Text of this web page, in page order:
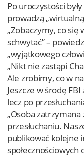
Po uroczystości
prowadzą „wirtualną
„Zobaczymy, co się
schwytać” –
„wyjątkowego
„Nikt nie zastąpi
Ale zrobimy, co w
Jeszcze w środę
lecz po
„Osoba zatrzymana
przesłuchaniu.
publikować kolejne
społecznościowych